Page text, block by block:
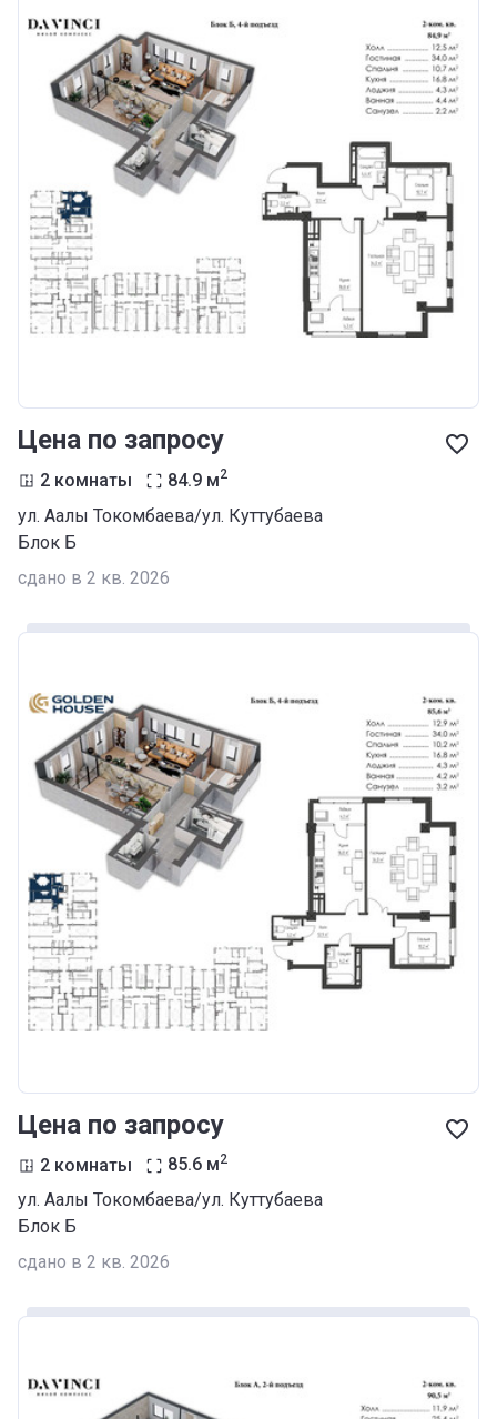
Цена по запросу
2 комнаты 84.9 м2
ул. Аалы Токомбаева/ул. Куттубаева
Блок Б
сдано в 2 кв. 2026
Цена по запросу
2 комнаты 85.6 м2
ул. Аалы Токомбаева/ул. Куттубаева
Блок Б
сдано в 2 кв. 2026